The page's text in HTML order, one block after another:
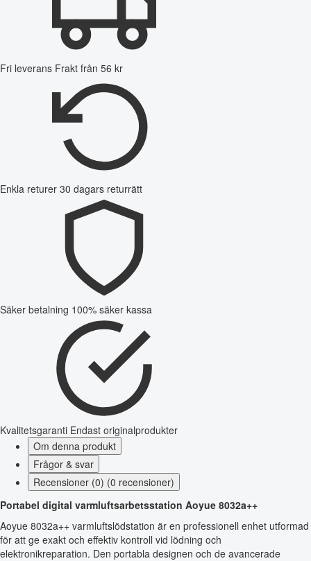
Fri leverans Frakt från 56 kr
Enkla returer 30 dagars returrätt
Säker betalning 100% säker kassa
Kvalitetsgaranti Endast originalprodukter
Om denna produkt
Frågor & svar
Recensioner (0) (0 recensioner)
Portabel digital varmluftsarbetsstation Aoyue 8032a++
Aoyue 8032a++ varmluftslödstation är en professionell enhet utformad
för att ge exakt och effektiv kontroll vid lödning och
elektronikreparation. Den portabla designen och de avancerade